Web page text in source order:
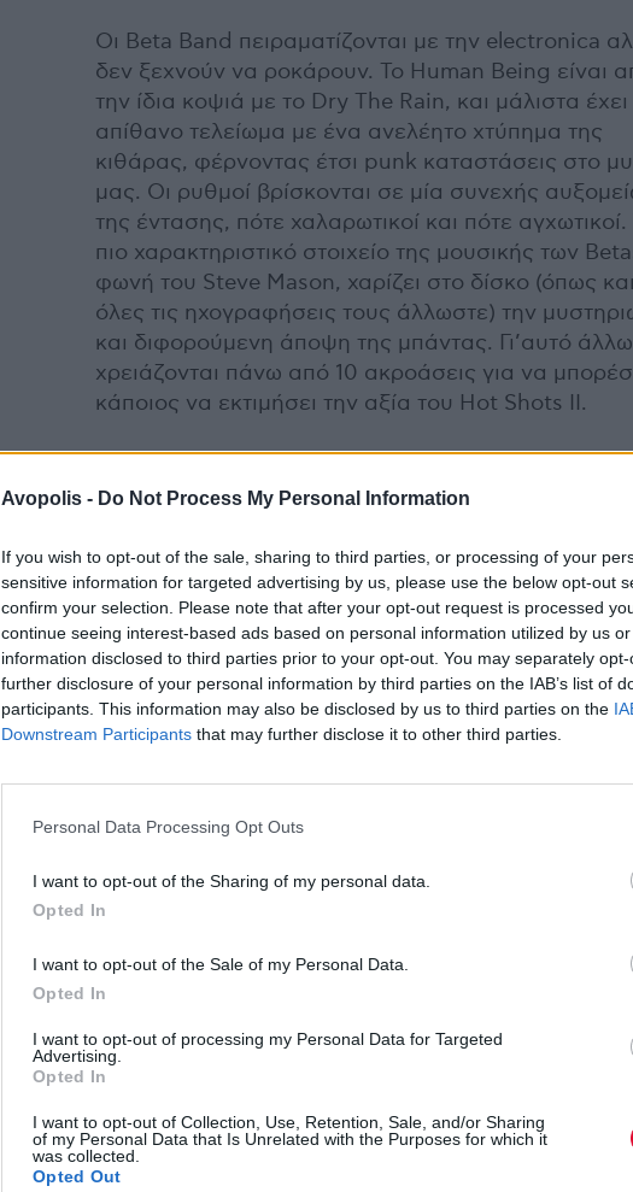
Avopolis - Do Not Process My Personal Information
If you wish to opt-out of the sale, sharing to third parties, or processing of your
sensitive information for targeted advertising by us, please use the below opt-out
confirm your selection. Please note that after your opt-out request is processed
continue seeing interest-based ads based on personal information utilized by us
information disclosed to third parties prior to your opt-out. You may separately
further disclosure of your personal information by third parties on the IAB’s list of
participants. This information may also be disclosed by us to third parties on the
Downstream Participants that may further disclose it to other third parties.
Personal Data Processing Opt Outs
I want to opt-out of the Sharing of my personal data.
Opted In
I want to opt-out of the Sale of my Personal Data.
Opted In
I want to opt-out of processing my Personal Data for Targeted
Advertising.
Opted In
I want to opt-out of Collection, Use, Retention, Sale, and/or Sharing
of my Personal Data that Is Unrelated with the Purposes for which it
was collected.
Opted Out
Οι Beta Band πειραματίζονται με την electronica
δεν ξεχνούν να ροκάρουν. Το Human Being είναι
την ίδια κοψιά με το Dry The Rain, και μάλιστα
απίθανο τελείωμα με ένα ανελέητο χτύπημα της
κιθάρας, φέρνοντας έτσι punk καταστάσεις στο
μας. Οι ρυθμοί βρίσκονται σε μία συνεχής
της έντασης, πότε χαλαρωτικοί και πότε αγχωτικοί.
πιο χαρακτηριστικό στοιχείο της μουσικής των
φωνή του Steve Mason, χαρίζει στο δίσκο (όπως
όλες τις ηχογραφήσεις τους άλλωστε) την
και διφορούμενη άποψη της μπάντας. Γι’αυτό
χρειάζονται πάνω από 10 ακροάσεις για να
κάποιος να εκτιμήσει την αξία του Hot Shots II.
Πάντως και μετά από αυτές τις δέκα ακροάσεις, ο
καινούργιος δίσκος δεν ξεπερνά σε αξία το The 3
Being, έρχεται το αδιάφορο Gone, ενώ
διαμαντάκια Dragon και Broke. Στη συνέχεια
εξαιρετικό Quiet που μόνο ήσυχο δεν θα
χαρακτήριστεί. Στο συγκεκριμένο κομμάτι, οι Beta
γίνονται μελωδικοί (!) και μας αποδεικνύουν ότι δεν
είναι πάντοτε σκοτεινοί και μυστήριοι. Το uptempo
“Alleged” είναι μία ευχάριστη νότα, αλλά όχι κάτι
με το Eclipse είναι καταπληκτικό με παιχνιδιάρικους
Τελικά έχουμε έναν δίσκο σίγουρα πάνω του
αλλά όχι κάτι φοβερό. Το The 3 EP’s φαίνεται ότι
παραμείνει η κορυφή των Beta Band, και η
προσπάθεια του Hot Shots II θα έρχεται δεύτερη. Το
album δεν απογοητεύει, αλλά σίγουρα δεν
Δυστυχως δεν δύναμαι να προβλέψω το μέλλον
αισιόδοξος.